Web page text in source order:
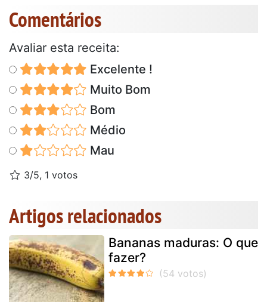
Comentários
Avaliar esta receita:
Excelente !
Muito Bom
Bom
Médio
Mau
3/5, 1 votos
Artigos relacionados
Bananas maduras: O que
fazer?